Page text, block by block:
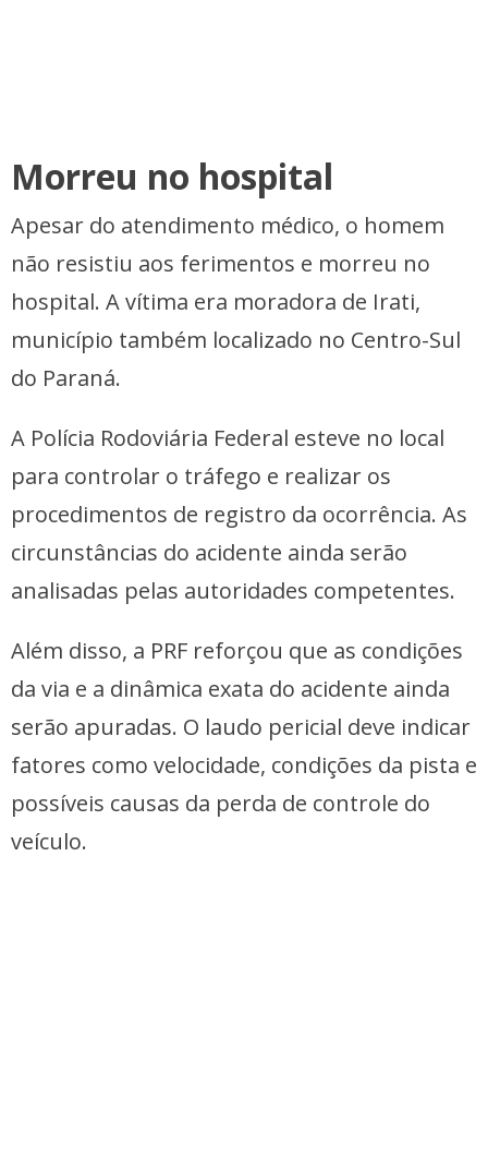
Morreu no hospital
Apesar do atendimento médico, o homem
não resistiu aos ferimentos e morreu no
hospital. A vítima era moradora de Irati,
município também localizado no Centro-Sul
do Paraná.
A Polícia Rodoviária Federal esteve no local
para controlar o tráfego e realizar os
procedimentos de registro da ocorrência. As
circunstâncias do acidente ainda serão
analisadas pelas autoridades competentes.
Além disso, a PRF reforçou que as condições
da via e a dinâmica exata do acidente ainda
serão apuradas. O laudo pericial deve indicar
fatores como velocidade, condições da pista e
possíveis causas da perda de controle do
veículo.